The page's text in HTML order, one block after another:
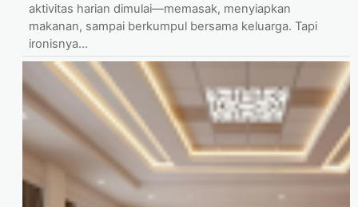
aktivitas harian dimulai—memasak, menyiapkan
makanan, sampai berkumpul bersama keluarga. Tapi
ironisnya...